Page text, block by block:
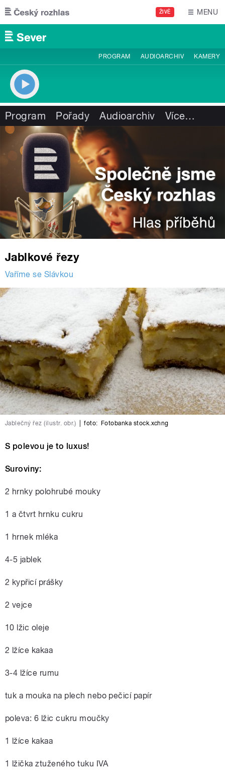
Přejít k hlavnímu obsahu
ŽIVĚ MENU
PROGRAM AUDIOARCHIV KAMERY
Program Pořady Audioarchiv Více…
Jablkové řezy
Vaříme se Slávkou
Jablečný řez (ilustr. obr.) foto: Fotobanka stock.xchng
S polevou je to luxus!
Suroviny:
2 hrnky polohrubé mouky
1 a čtvrt hrnku cukru
1 hrnek mléka
4-5 jablek
2 kypřicí prášky
2 vejce
10 lžic oleje
2 lžíce kakaa
3-4 lžíce rumu
tuk a mouka na plech nebo pečicí papír
poleva: 6 lžic cukru moučky
1 lžíce kakaa
1 lžička ztuženého tuku IVA